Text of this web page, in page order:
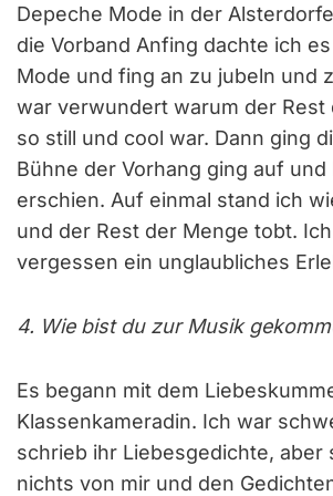
Depeche Mode in der
die Vorband Anfing dachte ich
Mode und fing an zu jubeln und
war verwundert warum der Rest
so still und cool war. Dann ging
Bühne der Vorhang ging auf
erschien. Auf einmal stand ich
und der Rest der Menge tobt.
vergessen ein unglaubliches
4. Wie bist du zur Musik
Es begann mit dem
Klassenkameradin. Ich war
schrieb ihr Liebesgedichte, aber
nichts von mir und den